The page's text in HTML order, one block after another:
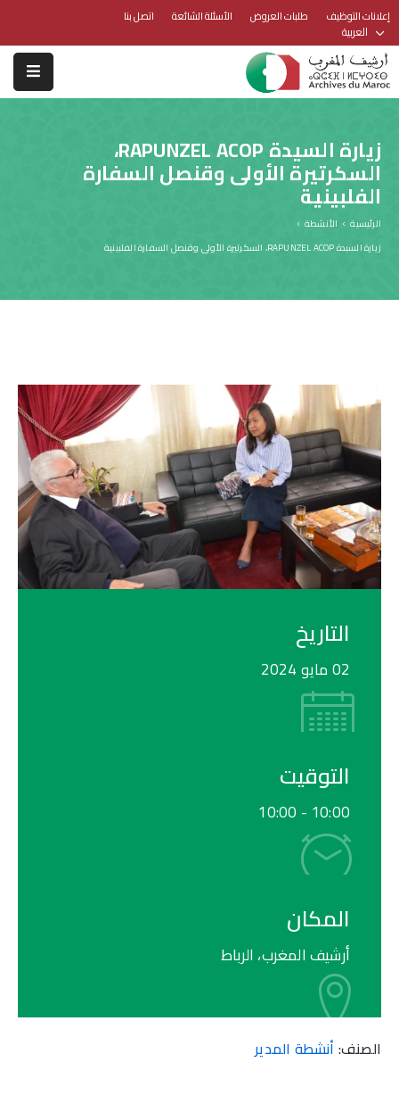
إعلانات التوظيف طلبات العروض الأسئلة الشائعة اتصل بنا
العربية
زيارة السيدة RAPUNZEL ACOP،
السكرتيرة الأولى وقنصل السفارة
الفلبينية
الرئيسية
الأنشطة
زيارة السيدة RAPUNZEL ACOP، السكرتيرة الأولى وقنصل السفارة الفلبينية
التاريخ
02 مايو 2024
التوقيت
10:00 -
10:00
المكان
أرشيف المغرب، الرباط
الصنف: أنشطة المدير